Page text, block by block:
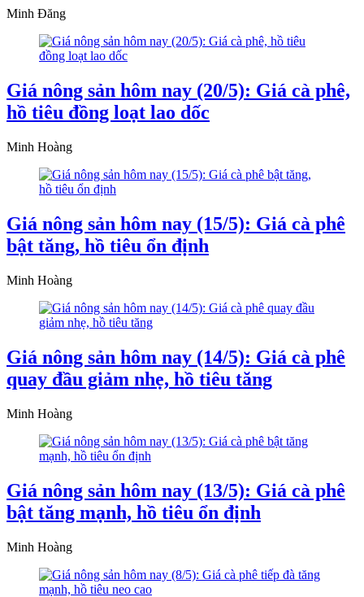
Minh Đăng
Giá nông sản hôm nay (20/5): Giá cà phê,
hồ tiêu đồng loạt lao dốc
Minh Hoàng
Giá nông sản hôm nay (15/5): Giá cà phê
bật tăng, hồ tiêu ổn định
Minh Hoàng
Giá nông sản hôm nay (14/5): Giá cà phê
quay đầu giảm nhẹ, hồ tiêu tăng
Minh Hoàng
Giá nông sản hôm nay (13/5): Giá cà phê
bật tăng mạnh, hồ tiêu ổn định
Minh Hoàng